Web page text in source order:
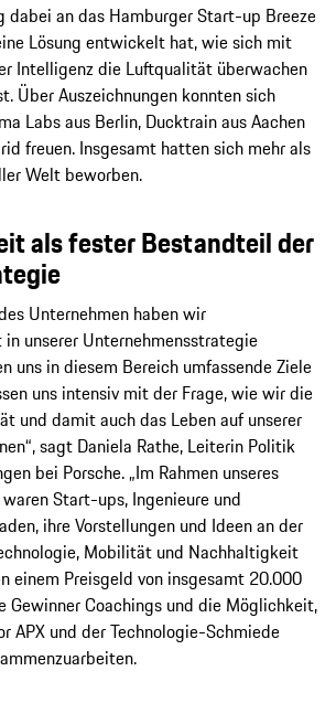
dabei an das Hamburger Start-up Breeze
Lösung entwickelt hat, wie sich mit
Intelligenz die Luftqualität überwachen
Über Auszeichnungen konnten sich
Labs aus Berlin, Ducktrain aus Aachen
freuen. Insgesamt hatten sich mehr als
Welt beworben.
als fester Bestandteil der
Unternehmen haben wir
unserer Unternehmensstrategie
uns in diesem Bereich umfassende Ziele
uns intensiv mit der Frage, wie wir die
und damit auch das Leben auf unserer
sagt Daniela Rathe, Leiterin Politik
bei Porsche. „Im Rahmen unseres
Start-ups, Ingenieure und
ihre Vorstellungen und Ideen an der
Mobilität und Nachhaltigkeit
einem Preisgeld von insgesamt 20.000
Gewinner Coachings und die Möglichkeit,
APX und der Technologie-Schmiede